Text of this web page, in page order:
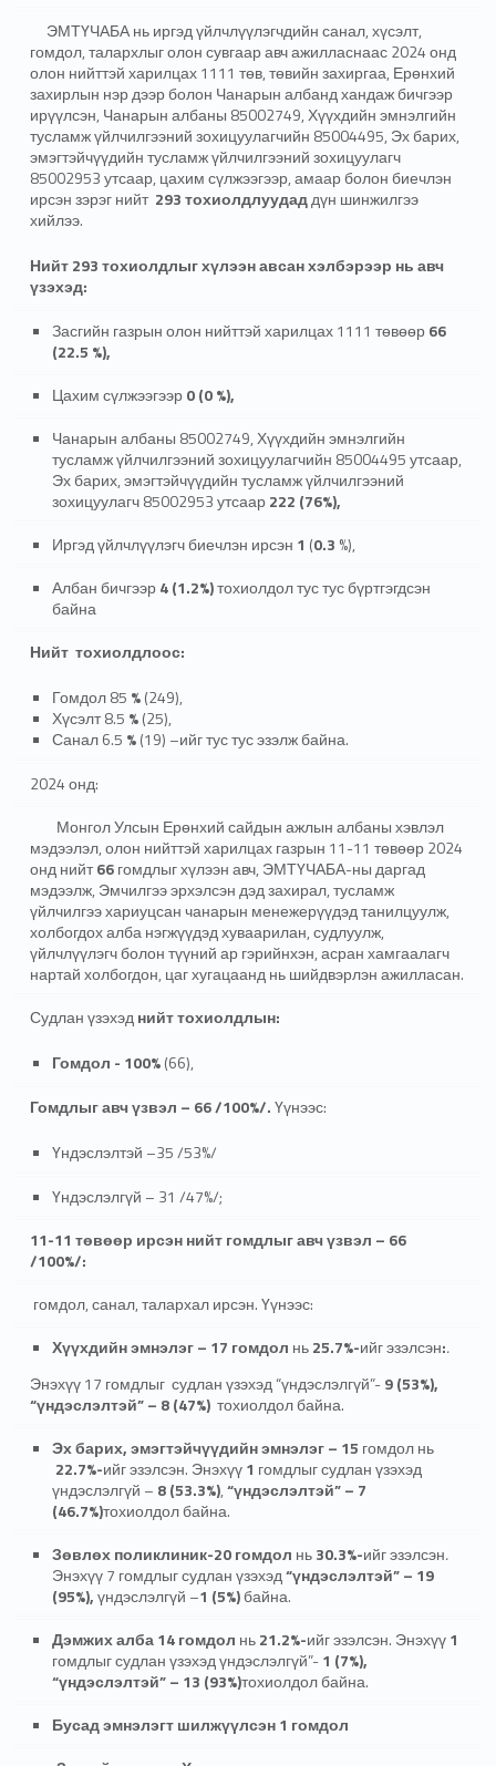
ЭМТҮЧАБА нь иргэд үйлчлүүлэгчдийн санал, хүсэлт,
гомдол, талархлыг олон сувгаар авч ажилласнаас 2024 онд
олон нийттэй харилцах 1111 төв, төвийн захиргаа, Ерөнхий
захирлын нэр дээр болон Чанарын албанд хандаж бичгээр
ирүүлсэн, Чанарын албаны 85002749, Хүүхдийн эмнэлгийн
тусламж үйлчилгээний зохицуулагчийн 85004495, Эх барих,
эмэгтэйчүүдийн тусламж үйлчилгээний зохицуулагч
85002953 утсаар, цахим сүлжээгээр, амаар болон биечлэн
ирсэн зэрэг нийт 293 тохиолдлуудаддүн шинжилгээ
хийлээ.
Нийт 293 тохиолдлыг хүлээн авсан хэлбэрээр нь авч
үзэхэд:
Засгийн газрын олон нийттэй харилцах 1111 төвөөр66
(22.5 %),
Цахим сүлжээгээр0(0 %),
Чанарын албаны 85002749, Хүүхдийн эмнэлгийн
тусламж үйлчилгээний зохицуулагчийн 85004495 утсаар,
Эх барих, эмэгтэйчүүдийн тусламж үйлчилгээний
зохицуулагч 85002953 утсаар222 (76%),
Иргэд үйлчлүүлэгч биечлэн ирсэн 1 (0.3 %),
Албан бичгээр4(1.2%)тохиолдол тус тус бүртгэгдсэн
байна
Нийт тохиолдлоос:
Гомдол 85 %(249),
Хүсэлт 8.5 %(25),
Санал 6.5 %(19) –ийг тус тус эзэлж байна.
2024 онд:
Монгол Улсын Ерөнхий сайдын ажлын албаны хэвлэл
мэдээлэл, олон нийттэй харилцах газрын 11-11 төвөөр 2024
онд нийт66гомдлыг хүлээн авч, ЭМТҮЧАБА-ны даргад
мэдээлж, Эмчилгээ эрхэлсэн дэд захирал, тусламж
үйлчилгээ хариуцсан чанарын менежерүүдэд танилцуулж,
холбогдох алба нэгжүүдэд хуваарилан, судлуулж,
үйлчлүүлэгч болон түүний ар гэрийнхэн, асран хамгаалагч
нартай холбогдон, цаг хугацаанд нь шийдвэрлэн ажилласан.
Судлан үзэхэднийт тохиолдлын:
Гомдол - 100%(66),
Гомдлыг авч үзвэл – 66 /100%/.Үүнээс:
Үндэслэлтэй –35 /53%/
Үндэслэлгүй – 31 /47%/;
11-11 төвөөр ирсэн нийт гомдлыг авч үзвэл – 66
/100%/:
гомдол, санал, талархал ирсэн. Үүнээс:
Хүүхдийн эмнэлэг – 17 гомдол нь25.7%-ийг эзэлсэн:.
Энэхүү 17 гомдлыг судлан үзэхэд “үндэслэлгүй”-9(53%),
“үндэслэлтэй” – 8(47%) тохиолдол байна.
Эх барих, эмэгтэйчүүдийн эмнэлэг – 15 гомдол нь
22.7%-ийг эзэлсэн. Энэхүү1 гомдлыг судлан үзэхэд
үндэслэлгүй – 8(53.3%),“үндэслэлтэй” – 7
(46.7%)тохиолдол байна.
Зөвлөх поликлиник-20 гомдол нь30.3%-ийг эзэлсэн.
Энэхүү 7 гомдлыг судлан үзэхэд“үндэслэлтэй” – 19
(95%),үндэслэлгүй –1 (5%)байна.
Дэмжих алба 14 гомдол нь21.2%-ийг эзэлсэн. Энэхүү1
гомдлыг судлан үзэхэд үндэслэлгүй”-1 (7%),
“үндэслэлтэй” – 13 (93%)тохиолдол байна.
Бусад эмнэлэгт шилжүүлсэн 1 гомдол